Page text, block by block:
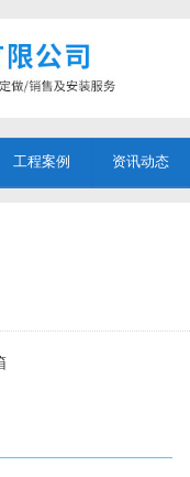
工程案例 资讯动态